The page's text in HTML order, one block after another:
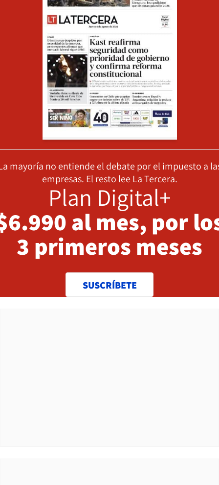
mayoría no entiende el debate por el impuesto a
empresas. El resto lee La Tercera.
Plan Digital+
al mes, por
3 primeros meses
SUSCRÍBETE